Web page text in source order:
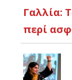
Γαλλία:
περί